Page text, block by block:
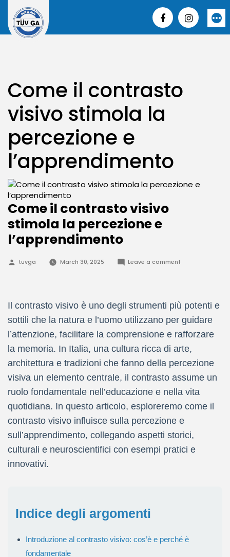
content
More
Come il contrasto
visivo stimola la
percezione e
l’apprendimento
Come il contrasto visivo
stimola la percezione e
l’apprendimento
Posted
tuvga March 30, 2025 Leave a commenton
la
percezione
e
l’apprendimento
Il contrasto visivo è uno degli strumenti più potenti e
sottili che la natura e l’uomo utilizzano per guidare
l’attenzione, facilitare la comprensione e rafforzare
la memoria. In Italia, una cultura ricca di arte,
architettura e tradizioni che fanno della percezione
visiva un elemento centrale, il contrasto assume un
ruolo fondamentale nell’educazione e nella vita
quotidiana. In questo articolo, esploreremo come il
contrasto visivo influisce sulla percezione e
sull’apprendimento, collegando aspetti storici,
culturali e neuroscientifici con esempi pratici e
innovativi.
Indice degli argomenti
Introduzione al contrasto visivo: cos’è e perché è
fondamentale